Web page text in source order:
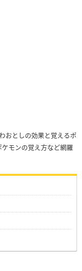
おとしの効果と覚えるポ
モンの覚え方など網羅